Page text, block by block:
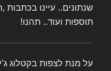
שנתונים.. עיינו בכתבות
תוספות ועוד.. תהנו!
על מנת לצפות בקטלוג